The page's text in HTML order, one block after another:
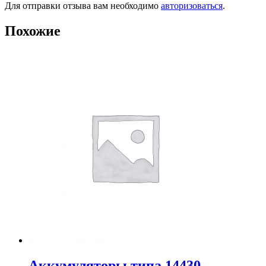
Для отправки отзыва вам необходимо авторизоваться.
Похожие